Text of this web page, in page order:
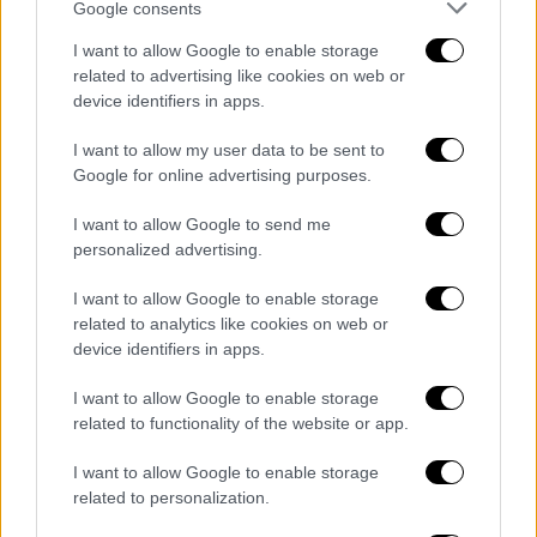
Google consents
I want to allow Google to enable storage
related to advertising like cookies on web or
device identifiers in apps.
I want to allow my user data to be sent to
Google for online advertising purposes.
I want to allow Google to send me
personalized advertising.
I want to allow Google to enable storage
related to analytics like cookies on web or
device identifiers in apps.
I want to allow Google to enable storage
related to functionality of the website or app.
I want to allow Google to enable storage
related to personalization.
χαρίζοντας στον Λεβαδειακό τη νίκη με 3-2.
ΛΕΒΑΔΕΙΑΚΟΣ(Νίκος Παπαδόπουλος):
Λοντίγκιν, Βήχος, Τσάπρας (76’ Μανθάτης),
Οζέγκοβιτς), Συμελίδης (46’ Πεντρόζο),
Όζμπολτ (76’ Νίκας), Μπάλτσι, Παλάσιος,
Βέρμπιτς (92’ Γκούμας).
(Χρήστος Κόντης): Χριστογεώργος,
Αθανασίου, Σενγκέλια, Κρίζμανιτς,
Κωστούλας, Πούγγουρας, Καραχάλιος,
Ανδρούτσος, Αποστολάκης, Νους (68’
Κανελλόπουλος), Σαλσίδο (46’ Ισεκα).
Πέρασε απ' το Πανθεσσαλικό ο Άρης
Στο Πανθεσσαλικό, ο Άρης επικράτησε του
Βόλου με 2-1 και έφτασε στην τέταρτη